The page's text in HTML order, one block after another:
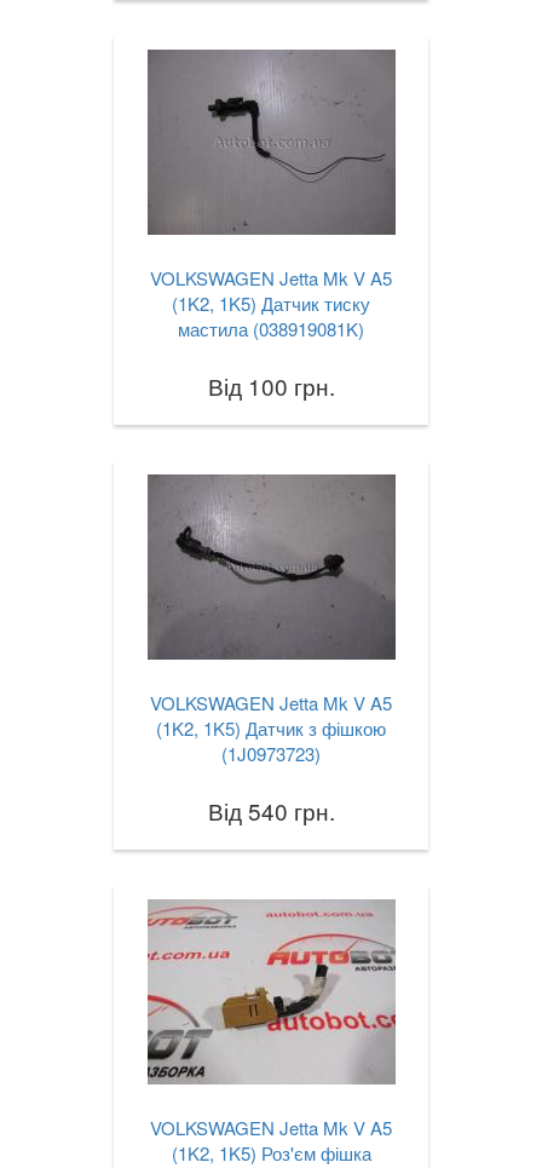
VOLKSWAGEN Jetta Mk V A5
(1K2, 1K5) Датчик тиску
мастила (038919081K)
Від 100 грн.
VOLKSWAGEN Jetta Mk V A5
(1K2, 1K5) Датчик з фішкою
(1J0973723)
Від 540 грн.
VOLKSWAGEN Jetta Mk V A5
(1K2, 1K5) Роз'єм фішка